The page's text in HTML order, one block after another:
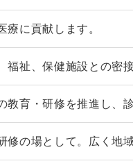
療に貢献します。
福祉、保健施設との密
教育・研修を推進し、
修の場として。広く地